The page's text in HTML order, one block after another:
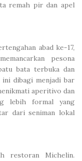
remah pir dan apel
abad ke-17,
pesona
bata terbuka dan
dibagi menjadi bar
aperitivo dan
lebih formal yang
dari seniman lokal
restoran Michelin.